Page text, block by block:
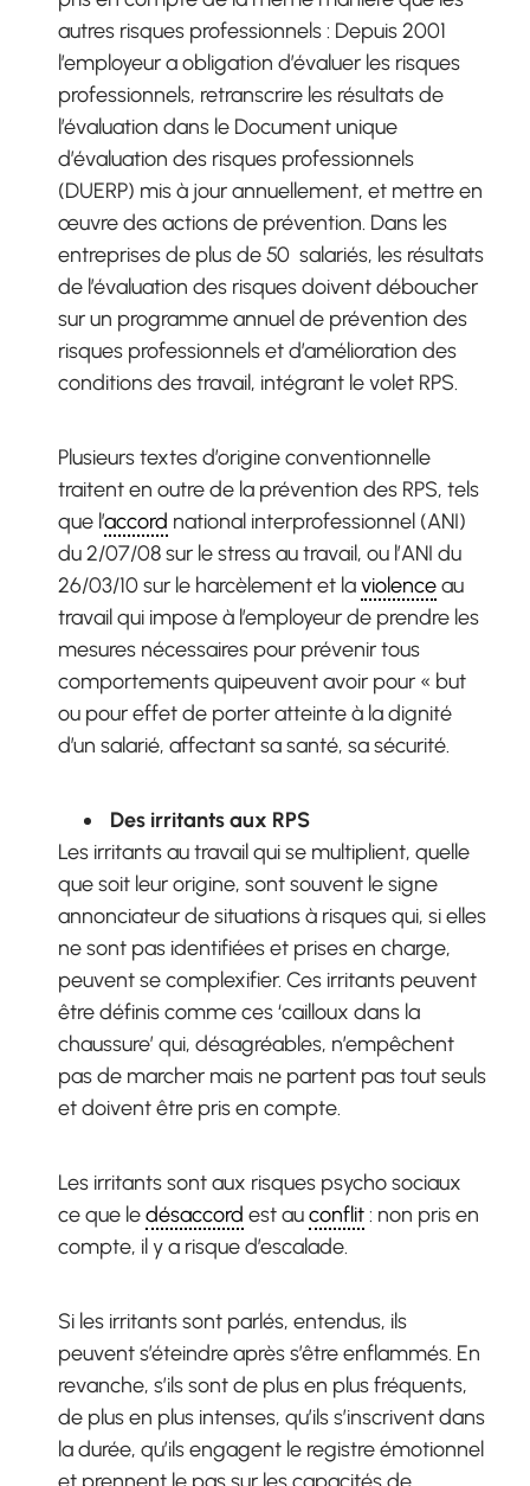
autres risques professionnels : Depuis 2001
l’employeur a obligation d’évaluer les risques
professionnels, retranscrire les résultats de
l’évaluation dans le Document unique
d’évaluation des risques professionnels
(DUERP) mis à jour annuellement, et mettre en
œuvre des actions de prévention. Dans les
entreprises de plus de 50 salariés, les résultats
de l’évaluation des risques doivent déboucher
sur un programme annuel de prévention des
risques professionnels et d’amélioration des
conditions des travail, intégrant le volet RPS.
Plusieurs textes d’origine conventionnelle
traitent en outre de la prévention des RPS, tels
que l’accord national interprofessionnel (ANI)
du 2/07/08 sur le stress au travail, ou l’ANI du
26/03/10 sur le harcèlement et laviolenceau
travail qui impose à l’employeur de prendre les
mesures nécessaires pour prévenir tous
comportements quipeuvent avoir pour « but
ou pour effet de porter atteinte à la dignité
d’un salarié, affectant sa santé, sa sécurité.
Des irritants aux RPS
Les irritants au travail qui se multiplient, quelle
que soit leur origine, sont souvent le signe
annonciateur de situations à risques qui, si elles
ne sont pas identifiées et prises en charge,
peuvent se complexifier. Ces irritants peuvent
être définis comme ces ‘cailloux dans la
chaussure’ qui, désagréables, n’empêchent
pas de marcher mais ne partent pas tout seuls
et doivent être pris en compte.
Les irritants sont aux risques psycho sociaux
ce que ledésaccord est auconflit: non pris en
compte, il y a risque d’escalade.
Si les irritants sont parlés, entendus, ils
peuvent s’éteindre après s’être enflammés. En
revanche, s’ils sont de plus en plus fréquents,
de plus en plus intenses, qu’ils s’inscrivent dans
la durée, qu’ils engagent le registre émotionnel